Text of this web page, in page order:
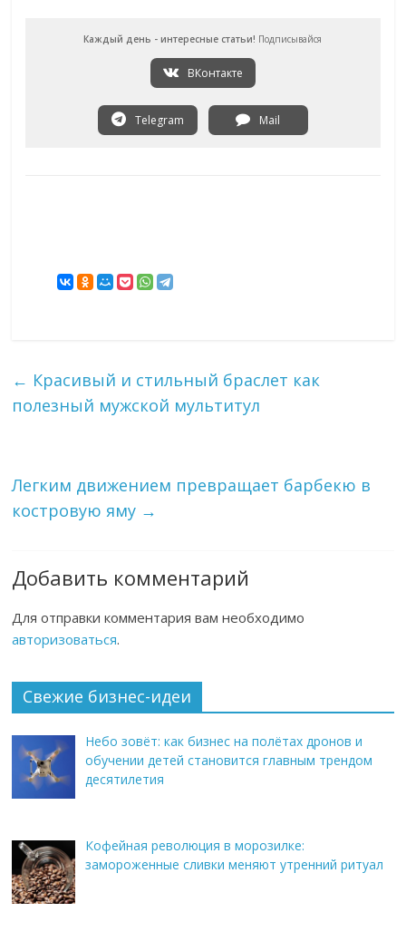
Каждый день - интересные статьи! Подписывайся
ВКонтакте
Telegram Mail
← Красивый и стильный браслет как
полезный мужской мультитул
Легким движением превращает барбекю в
костровую яму →
Добавить комментарий
Для отправки комментария вам необходимо
авторизоваться.
Свежие бизнес-идеи
Небо зовёт: как бизнес на полётах дронов и
обучении детей становится главным трендом
десятилетия
Кофейная революция в морозилке:
замороженные сливки меняют утренний ритуал